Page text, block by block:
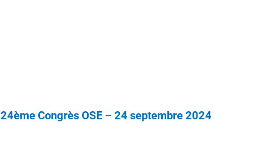
24ème Congrès OSE – 24 septembre 2024